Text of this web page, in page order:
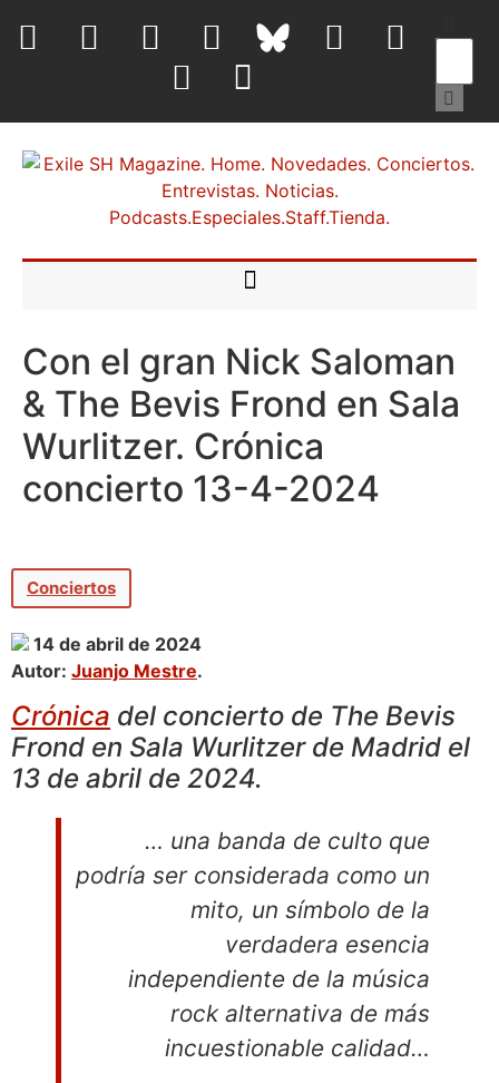
Con el gran Nick Saloman
& The Bevis Frond en Sala
Wurlitzer. Crónica
concierto 13-4-2024
Conciertos
14 de abril de 2024
Autor: Juanjo Mestre.
Crónica del concierto de The Bevis
Frond en Sala Wurlitzer de Madrid el
13 de abril de 2024.
… una banda de culto que
podría ser considerada como un
mito, un símbolo de la
verdadera esencia
independiente de la música
rock alternativa de más
incuestionable calidad…